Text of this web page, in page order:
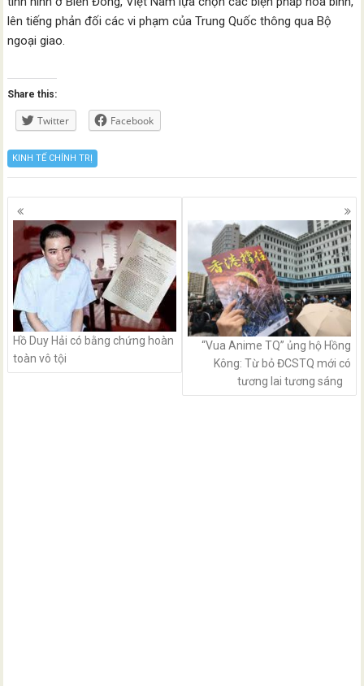
lên tiếng phản đối các vi phạm của Trung Quốc thông qua Bộ
ngoại giao.
Share this:
Twitter Facebook
KINH TẾ CHÍNH TRỊ
Posts
navigation
Hồ Duy Hải có bằng chứng hoàn
toàn vô tội
“Vua Anime TQ” ủng hộ Hồng
Kông: Từ bỏ ĐCSTQ mới có
tương lai tương sáng